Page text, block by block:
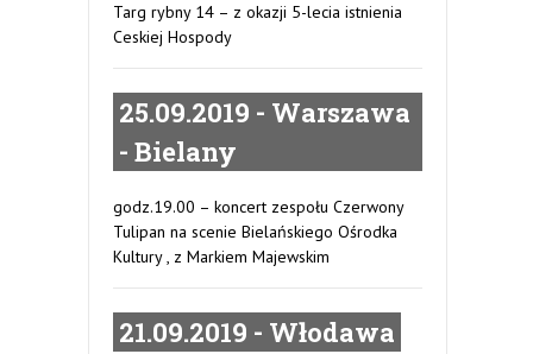
Targ rybny 14 – z okazji 5-lecia istnienia
Ceskiej Hospody
25.09.2019 - Warszawa
- Bielany
godz.19.00 – koncert zespołu Czerwony
Tulipan na scenie Bielańskiego Ośrodka
Kultury , z Markiem Majewskim
21.09.2019 - Włodawa